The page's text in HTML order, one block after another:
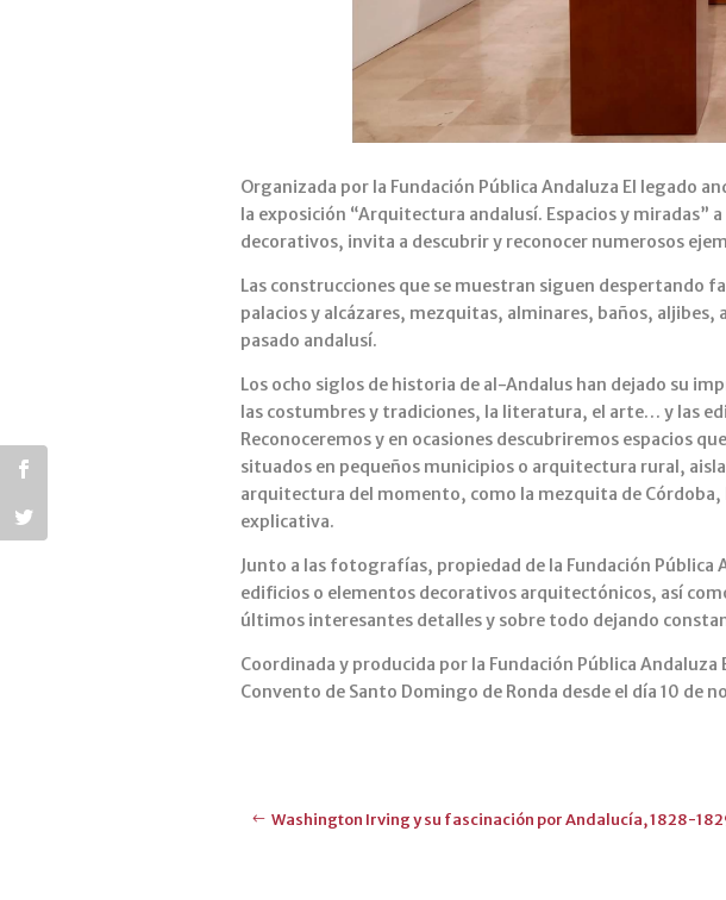
Organizada por la Fundación Pública Andaluza El legado
la exposición “Arquitectura andalusí. Espacios y
decorativos, invita a descubrir y reconocer numerosos
Las construcciones que se muestran siguen despertando
palacios y alcázares, mezquitas, alminares, baños,
pasado andalusí.
Los ocho siglos de historia de al-Andalus han dejado su
las costumbres y tradiciones, la literatura, el arte… y las
Reconoceremos y en ocasiones descubriremos espacios
situados en pequeños municipios o arquitectura rural,
arquitectura del momento, como la mezquita de Córdoba,
explicativa.
Junto a las fotografías, propiedad de la Fundación Pública
edificios o elementos decorativos arquitectónicos, así
últimos interesantes detalles y sobre todo dejando
Coordinada y producida por la Fundación Pública
Convento de Santo Domingo de Ronda desde el día 10 de
Washington Irving y su fascinación por Andalucía, 1828-